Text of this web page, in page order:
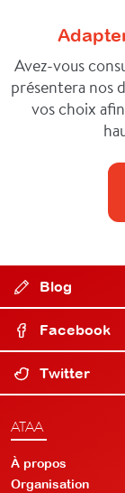
Avez-vous
présentera nos
vos choix
Blog
Facebook
Twitter
ATAA
À propos
Organisation